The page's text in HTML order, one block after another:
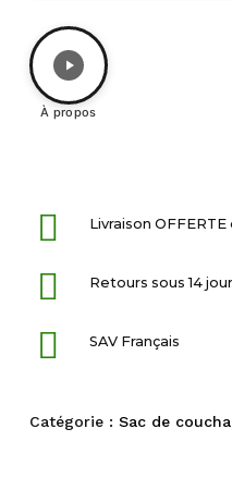
À propos
Livraison
Retours sous 14
SAV Français
Catégorie : Sac de